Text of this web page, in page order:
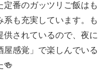
番のガッツリご飯はも
も充実しています。も
供されているので、夜に
感覚」で楽しんでいる
🍻